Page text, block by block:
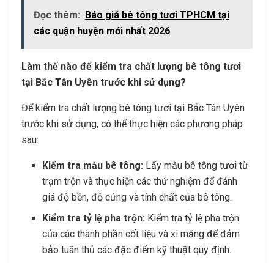
Đọc thêm: Báo giá bê tông tươi TPHCM tại
các quận huyện mới nhất 2026
Làm thế nào để kiểm tra chất lượng bê tông tươi
tại Bắc Tân Uyên trước khi sử dụng?
Để kiểm tra chất lượng bê tông tươi tại Bắc Tân Uyên
trước khi sử dụng, có thể thực hiện các phương pháp
sau:
Kiểm tra mẫu bê tông: Lấy mẫu bê tông tươi từ
trạm trộn và thực hiện các thử nghiệm để đánh
giá độ bền, độ cứng và tính chất của bê tông.
Kiểm tra tỷ lệ pha trộn: Kiểm tra tỷ lệ pha trộn
của các thành phần cốt liệu và xi măng để đảm
bảo tuân thủ các đặc điểm kỹ thuật quy định.